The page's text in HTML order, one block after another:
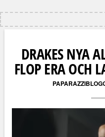
DRAKES NYA
FLOP ERA OCH